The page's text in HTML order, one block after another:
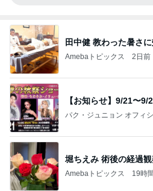
田中健 教わった暑さ
Amebaトピックス 2日前
【お知らせ】9/21〜
パク・ジュニョン オフィ
堀ちえみ 術後の経過
Amebaトピックス 19時